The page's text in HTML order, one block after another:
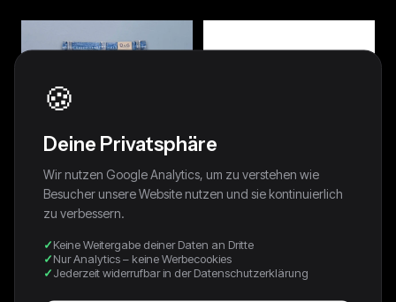
Dolce & Gabbana Y2K Straight-
Fit Vintage Jeans | S
Vintage Dolce & Gabbana Y2K
Übergangsjacke (S)
🍪
Deine Privatsphäre
Wir nutzen Google Analytics, um zu verstehen wie
Besucher unsere Website nutzen und sie kontinuierlich
zu verbessern.
Keine Weitergabe deiner Daten an Dritte
Nur Analytics – keine Werbecookies
Jederzeit widerrufbar in der Datenschutzerklärung